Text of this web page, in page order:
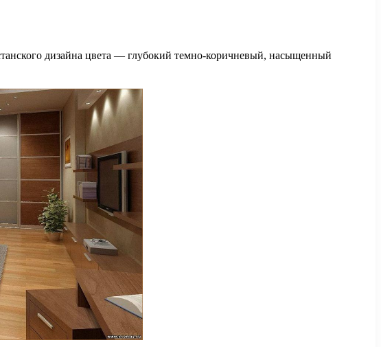
дизайна цвета — глубокий темно-коричневый, насыщенный